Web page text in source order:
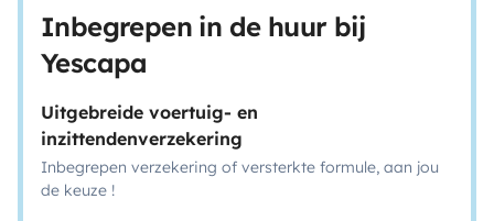
Inbegrepen in de huur bij
Yescapa
Uitgebreide voertuig- en
inzittendenverzekering
Inbegrepen verzekering of versterkte formule, aan jou
de keuze !